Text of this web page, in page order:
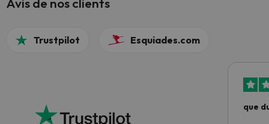
Trustpilot Esquiades.com
que